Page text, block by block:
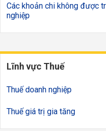
Các khoản chi không được
nghiệp
Lĩnh vực Thuế
Thuế doanh nghiệp
Thuế giá trị gia tăng